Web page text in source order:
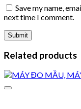
Save my name,
next time I comment.
Related products